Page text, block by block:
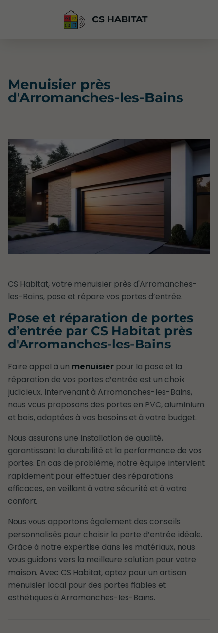
CS HABITAT
Menuisier près
d'Arromanches-les-Bains
CS Habitat, votre menuisier près d'Arromanches-
les-Bains, pose et répare vos portes d’entrée.
Pose et réparation de portes
d’entrée par CS Habitat près
d'Arromanches-les-Bains
Faire appel à un menuisier pour la pose et la
réparation de vos portes d’entrée est un choix
judicieux. Intervenant à Arromanches-les-Bains,
nous vous proposons des portes en PVC, aluminium
et bois, adaptées à vos besoins et à votre budget.
Nous assurons une installation de qualité,
garantissant la durabilité et la performance de vos
portes. En cas de problème, notre équipe intervient
rapidement pour effectuer des réparations
efficaces, en veillant à votre sécurité et à votre
confort.
Nous vous apportons également des conseils
personnalisés pour choisir la porte d’entrée idéale.
Grâce à notre expertise dans les matériaux, nous
vous guidons vers la meilleure solution pour votre
maison. Avec CS Habitat, optez pour un artisan
menuisier local pour des portes fiables et
esthétiques à Arromanches-les-Bains.